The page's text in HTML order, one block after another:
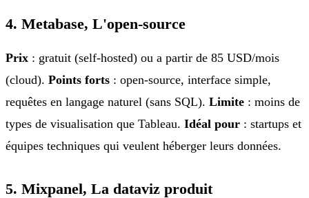
4. Metabase, L'open-source
Prix : gratuit (self-hosted) ou a partir de 85 USD/mois
(cloud). Points forts : open-source, interface simple,
requêtes en langage naturel (sans SQL). Limite : moins de
types de visualisation que Tableau. Idéal pour : startups et
équipes techniques qui veulent héberger leurs données.
5. Mixpanel, La dataviz produit